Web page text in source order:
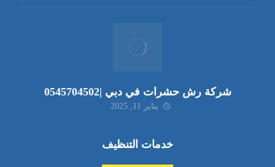
شركة رش حشرات في دبي |0545704502
يناير 11, 2025
خدمات التنظيف